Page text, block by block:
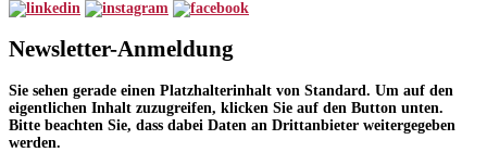
Newsletter-Anmeldung
Sie sehen gerade einen Platzhalterinhalt von Standard. Um auf den
eigentlichen Inhalt zuzugreifen, klicken Sie auf den Button unten.
Bitte beachten Sie, dass dabei Daten an Drittanbieter weitergegeben
werden.